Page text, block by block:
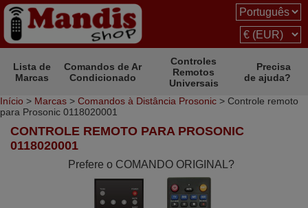
Lista de
Marcas
Comandos de Ar
Condicionado
Controles
Remotos
Universais
Precisa
de ajuda?
Início > Marcas > Comandos à Distância Prosonic > Controle remoto
para Prosonic 0118020001
CONTROLE REMOTO PARA PROSONIC
0118020001
Prefere o COMANDO ORIGINAL?